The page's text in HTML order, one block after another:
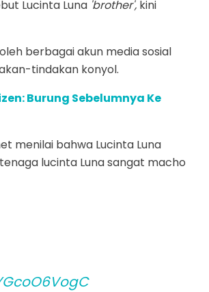
Lucinta Luna brother', kini
berbagai akun media sosial
tindakan konyol.
Burung Sebelumnya Ke
menilai bahwa Lucinta Luna
lucinta Luna sangat macho